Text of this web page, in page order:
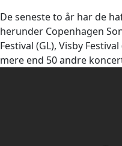
De seneste to år har de
herunder Copenhagen
Festival (GL), Visby
mere end 50 andre